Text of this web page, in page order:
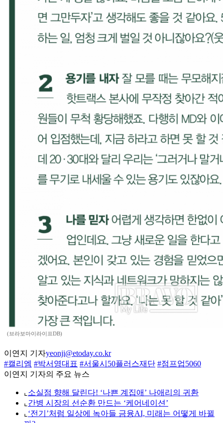
(브라보마이라이프DB)
이연지 기자yeonji@etoday.co.kr
#캘리엠 #박서영대표 #서울시50플러스재단 #점프업5060
이연지 기자의 주요 뉴스
⌞ 소실점 향해 달린다! ‘나쁜 계집애’ 나애리의 귀환
⌞ 간병 시장의 선순환 만드는 ‘케어네이션’
⌞ ‘전기’처럼 일상에 녹아들 금융AI, 미래는 어떻게 바뀔